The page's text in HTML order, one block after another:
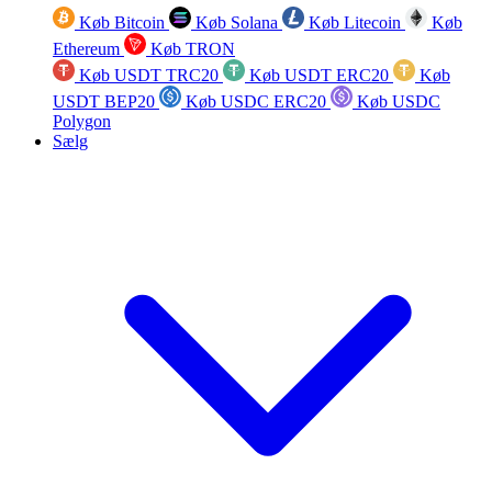
Køb Bitcoin Køb Solana Køb Litecoin
Køb
Ethereum
Køb TRON
Køb USDT TRC20
Køb USDT ERC20
Køb
USDT BEP20
Køb USDC ERC20
Køb USDC
Polygon
Sælg